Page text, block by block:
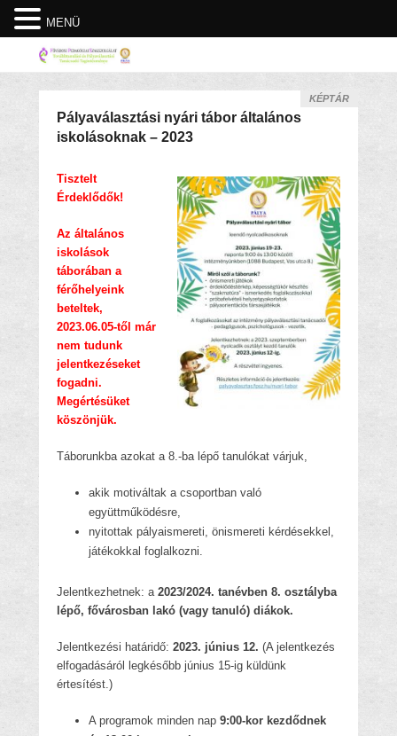
Pályaválasztási nyári tábor általános
iskolásoknak – 2023
KÉPTÁR
Tisztelt
Érdeklődők!
Az általános
iskolások
táborában a
férőhelyeink
beteltek,
2023.06.05-től már
nem tudunk
jelentkezéseket
fogadni.
Megértésüket
köszönjük.
Táborunkba azokat a 8.-ba lépő tanulókat várjuk,
akik motiváltak a csoportban való
együttműködésre,
nyitottak pályaismereti, önismereti kérdésekkel,
játékokkal foglalkozni.
Jelentkezhetnek: a 2023/2024. tanévben 8. osztályba
lépő, fővárosban lakó (vagy tanuló) diákok.
Jelentkezési határidő: 2023. június 12. (A jelentkezés
elfogadásáról legkésőbb június 15-ig küldünk
értesítést.)
A programok minden nap 9:00-kor kezdődnek
MENÜ